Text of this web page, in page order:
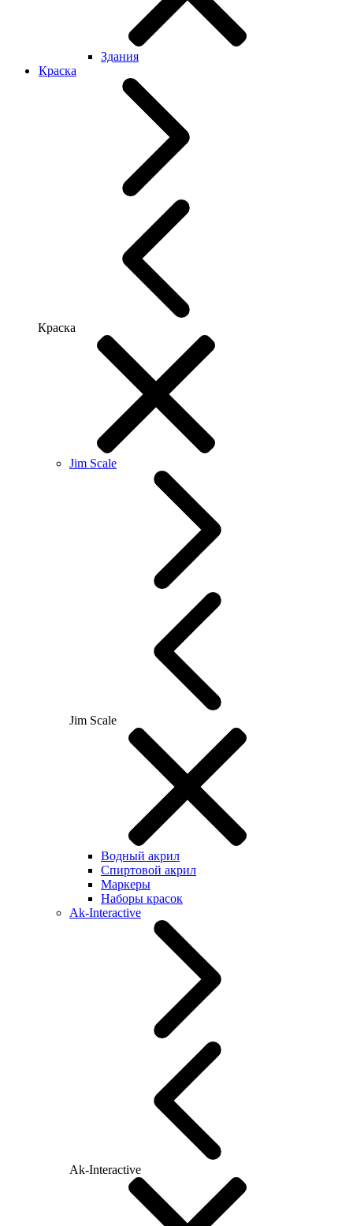
Здания
Краска
Краска
Jim Scale
Jim Scale
Водный акрил
Спиртовой акрил
Маркеры
Наборы красок
Ak-Interactive
Ak-Interactive